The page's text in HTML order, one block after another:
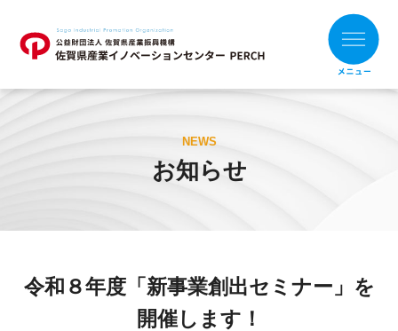
目的別 組織別
NEWS
お知らせ
令和８年度「新事業創出セミナー」を
開催します！